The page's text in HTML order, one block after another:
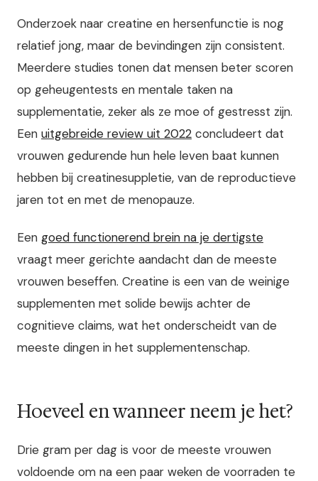
Onderzoek naar creatine en hersenfunctie is nog
relatief jong, maar de bevindingen zijn consistent.
Meerdere studies tonen dat mensen beter scoren
op geheugentests en mentale taken na
supplementatie, zeker als ze moe of gestresst zijn.
Een uitgebreide review uit 2022 concludeert dat
vrouwen gedurende hun hele leven baat kunnen
hebben bij creatinesuppletie, van de reproductieve
jaren tot en met de menopauze.
Een goed functionerend brein na je dertigste
vraagt meer gerichte aandacht dan de meeste
vrouwen beseffen. Creatine is een van de weinige
supplementen met solide bewijs achter de
cognitieve claims, wat het onderscheidt van de
meeste dingen in het supplementenschap.
Hoeveel en wanneer neem je het?
Drie gram per dag is voor de meeste vrouwen
voldoende om na een paar weken de voorraden te